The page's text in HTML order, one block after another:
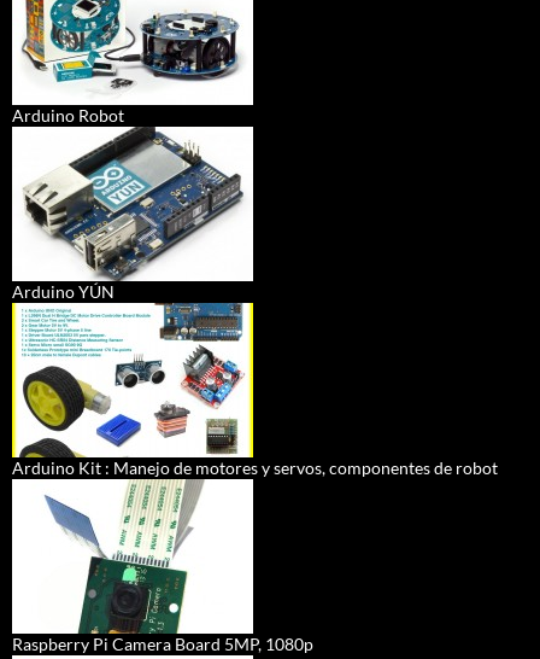
Arduino Robot
Arduino YÚN
Arduino Kit : Manejo de motores y servos, componentes de robot
Raspberry Pi Camera Board 5MP, 1080p